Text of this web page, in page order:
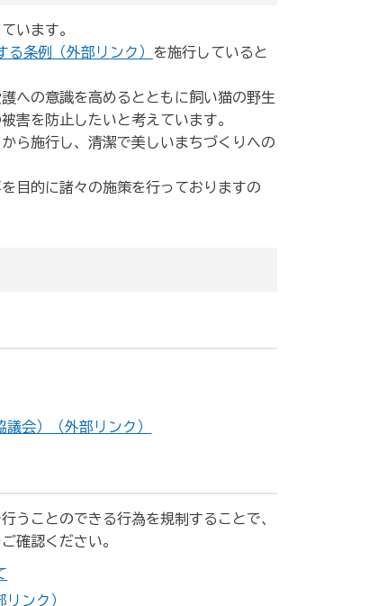
います。
条例（外部リンク） を施行していると
への意識を高めるとともに飼い猫の野生
害を防止したいと考えています。
ら施行し、清潔で美しいまちづくりへの
目的に諸々の施策を行っておりますの
会）（外部リンク）
うことのできる行為を規制することで、
確認ください。
リンク）